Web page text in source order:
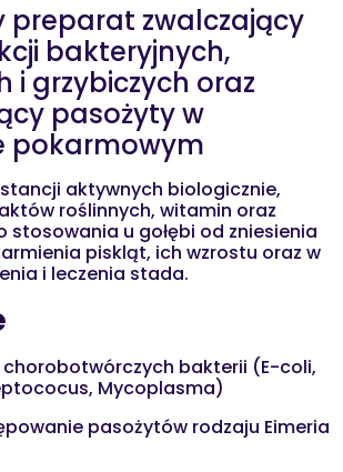
preparat zwalczający
bakteryjnych,
i grzybiczych oraz
pasożyty w
pokarmowym
aktywnych biologicznie,
roślinnych, witamin oraz
stosowania u gołębi od zniesienia
piskląt, ich wzrostu oraz w
i leczenia stada.
chorobotwórczych bakterii (E-coli,
Mycoplasma)
pasożytów rodzaju Eimeria